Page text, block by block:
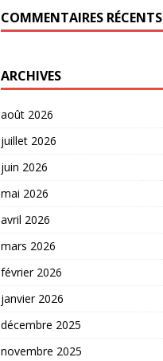
COMMENTAIRES RÉCENTS
ARCHIVES
août 2026
juillet 2026
juin 2026
mai 2026
avril 2026
mars 2026
février 2026
janvier 2026
décembre 2025
novembre 2025